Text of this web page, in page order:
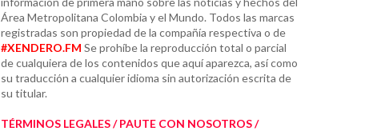
Área Metropolitana Colombia y el Mundo. Todos las marcas
registradas son propiedad de la compañía respectiva o de
#XENDERO.FM Se prohíbe la reproducción total o parcial
de cualquiera de los contenidos que aquí aparezca, así como
su traducción a cualquier idioma sin autorización escrita de
su titular.
TÉRMINOS LEGALES / PAUTE CON NOSOTROS /